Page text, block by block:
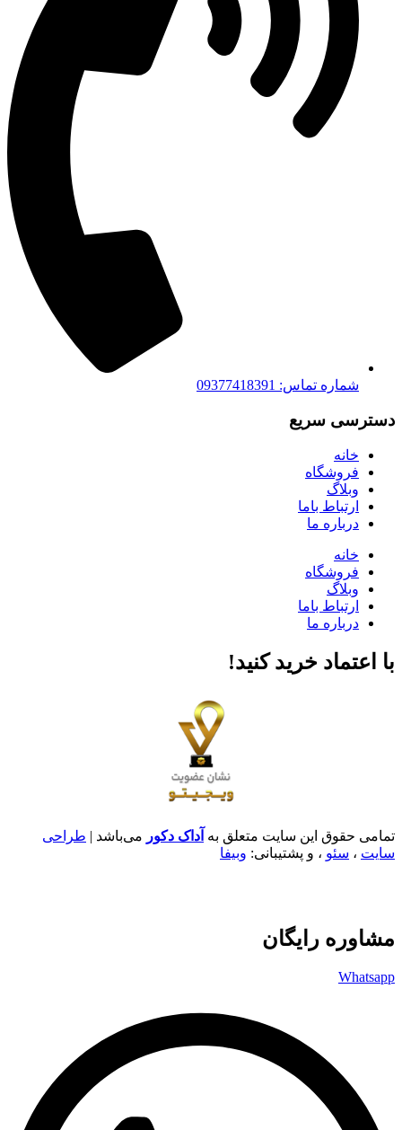
شماره تماس: 09377418391
دسترسی سریع
خانه
فروشگاه
وبلاگ
ارتباط باما
درباره ما
خانه
فروشگاه
وبلاگ
ارتباط باما
درباره ما
با اعتماد خرید کنید‌!
تمامی حقوق این سایت متعلق به آداک دکور می‌باشد | طراحی
سایت ، سئو ، و پشتیبانی: وبیفا
مشاوره رایگان
Whatsapp